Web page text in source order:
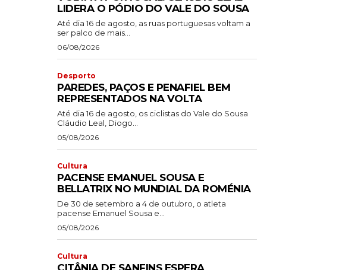
LIDERA O PÓDIO DO VALE DO SOUSA
Até dia 16 de agosto, as ruas portuguesas voltam a
ser palco de mais...
06/08/2026
Desporto
PAREDES, PAÇOS E PENAFIEL BEM
REPRESENTADOS NA VOLTA
Até dia 16 de agosto, os ciclistas do Vale do Sousa
Cláudio Leal, Diogo...
05/08/2026
Cultura
PACENSE EMANUEL SOUSA E
BELLATRIX NO MUNDIAL DA ROMÉNIA
De 30 de setembro a 4 de outubro, o atleta
pacense Emanuel Sousa e...
05/08/2026
Cultura